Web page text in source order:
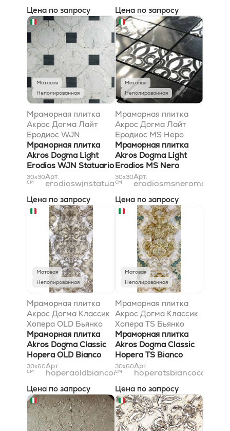
Цена по запросу Цена по запросу
Матовая
Неполированная
Мраморная плитка
Акрос Догма Лайт
Еродиос WJN
Статуарио Натурале
30,5x30,5
Мраморная плитка
Akros Dogma Light
Erodios WJN Statuario
Naturale 30,5x30,5
30x30
см
Арт.
erodioswjnstatuarionaturale31x31
Цена по запросу
Матовая
Неполированная
Мраморная плитка
Акрос Догма Лайт
Еродиос MS Неро
Марквиниа Сильвер
30,5x30,5
Мраморная плитка
Akros Dogma Light
Erodios MS Nero
Marquinia Silver
30,5x30,5
30x30
см
Арт.
Цена по запросу
Матовая
Неполированная
Мраморная плитка
Акрос Догма Классик
Хопера OLD Бьянко
Каррара 30,5x61
Мраморная плитка
Akros Dogma Classic
Hopera OLD Bianco
Carrara 30,5x61
30x60
см
Арт.
hoperaoldbiancocarrara31x61
Цена по запросу
Матовая
Неполированная
Мраморная плитка
Акрос Догма Классик
Хопера TS Бьянко
Каррара Голд 30,5x61
Мраморная плитка
Akros Dogma Classic
Hopera TS Bianco
Carrara Gold 30,5x61
30x60
см
Арт.
Цена по запросу